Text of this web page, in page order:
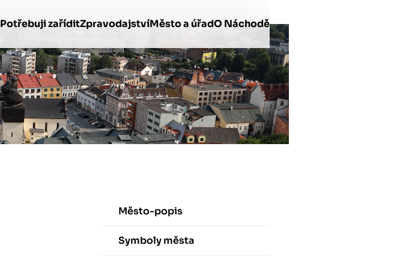
Potřebuji zaříditZpravodajstvíMěsto a úřadO Náchodě
Město-popis
Symboly města